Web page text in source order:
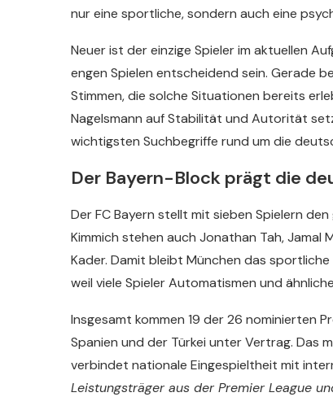
nur eine sportliche, sondern auch eine
Neuer ist der einzige Spieler im aktuellen
engen Spielen entscheidend sein. Gerade
Stimmen, die solche Situationen bereits
Nagelsmann auf Stabilität und Autorität
wichtigsten Suchbegriffe rund um die
Der Bayern-Block prägt die
Der FC Bayern stellt mit sieben Spielern
Kimmich stehen auch Jonathan Tah, Jamal
Kader. Damit bleibt München das
weil viele Spieler Automatismen und
Insgesamt kommen 19 der 26 nominierten
Spanien und der Türkei unter Vertrag. Das
verbindet nationale Eingespieltheit mit
Leistungsträger aus der Premier League